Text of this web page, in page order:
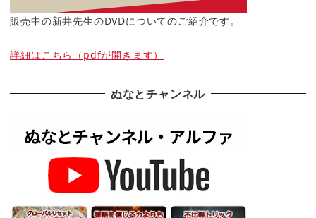
販売中の新井先生のDVDについてのご紹介です。
詳細はこちら（pdfが開きます）
ぬなとチャンネル